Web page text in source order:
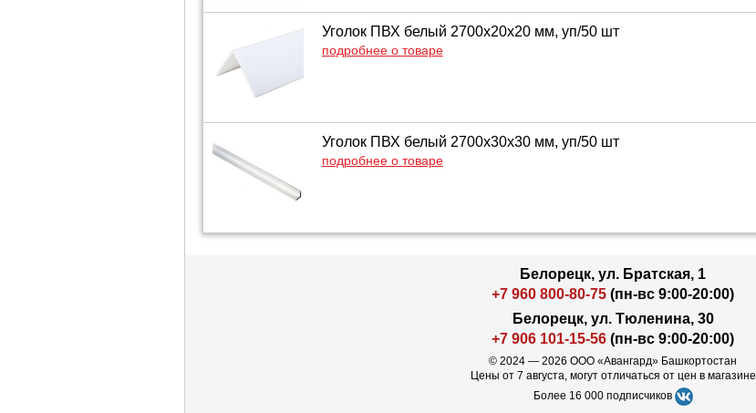
Уголок ПВХ белый 2700x20x20 мм, уп/50 шт
подробнее о товаре
Уголок ПВХ белый 2700x30x30 мм, уп/50 шт
подробнее о товаре
Белорецк, ул. Братская, 1
+7 960 800-80-75 (пн-вс 9:00-20:00)
Белорецк, ул. Тюленина, 30
+7 906 101-15-56 (пн-вс 9:00-20:00)
© 2024 — 2026 ООО «Авангард» Башкортостан
Цены от 7 августа, могут отличаться от цен в магазине
Более 16 000 подписчиков